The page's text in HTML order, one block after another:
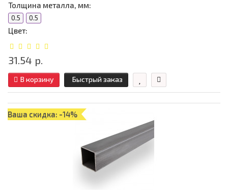
Толщина металла, мм:
0.5 0.5
Цвет:
31.54 р.
В корзину Быстрый заказ
Ваша скидка: -14%